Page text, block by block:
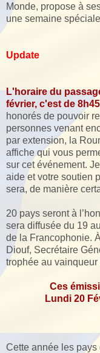
Monde, propose à
une semaine
Update
L'horaire du
février, c'est de
honorés de pouvoir
personnes venant
par extension, la
affiche qui vous
sur cet événement.
aide et votre soutien
sera, de manière
20 pays seront à
sera diffusée du 19
de la Francophonie.
Diouf, Secrétaire
trophée au
Ces
Lundi 20
Cette année les pays